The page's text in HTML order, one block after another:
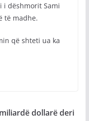
i dëshmorit Sami
të madhe.
që shteti ua ka
dollarë deri